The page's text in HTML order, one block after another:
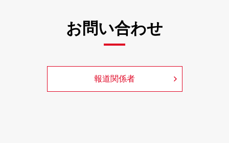
お問い合わせ
報道関係者